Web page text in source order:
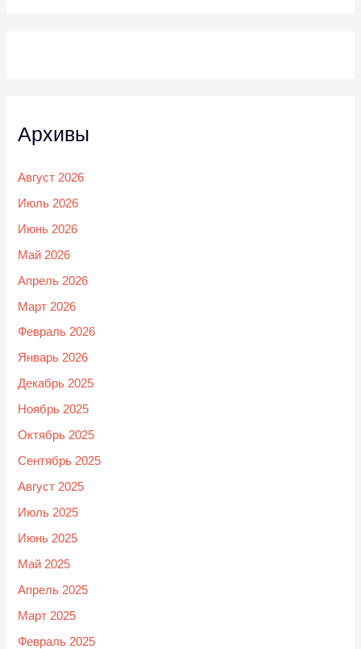
Архивы
Август 2026
Июль 2026
Июнь 2026
Май 2026
Апрель 2026
Март 2026
Февраль 2026
Январь 2026
Декабрь 2025
Ноябрь 2025
Октябрь 2025
Сентябрь 2025
Август 2025
Июль 2025
Июнь 2025
Май 2025
Апрель 2025
Март 2025
Февраль 2025